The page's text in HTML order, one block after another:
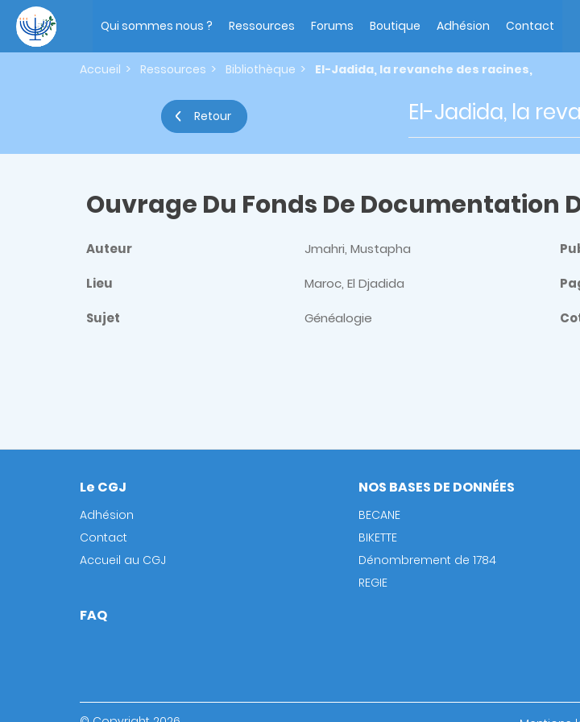
contenu
principal
navigation
Qui sommes nous ? Ressources Forums Boutique Adhésion Contact
Accueil Ressources Bibliothèque El-Jadida, la revanche des racines,
Retour El-Jadida, la
Ouvrage Du Fonds De Documentation
Auteur Jmahri, Mustapha
Lieu Maroc, El Djadida
Sujet Généalogie
Footer
Le CGJ
Adhésion
Contact
Accueil au CGJ
NOS BASES DE DONNÉES
BECANE
BIKETTE
Dénombrement de 1784
REGIE
FAQ